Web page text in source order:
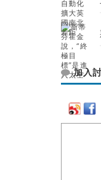
加入